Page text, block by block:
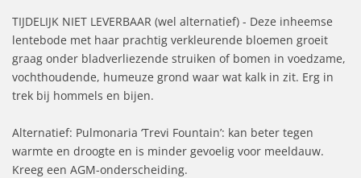
TIJDELIJK NIET LEVERBAAR (wel alternatief) - Deze inheemse
lentebode met haar prachtig verkleurende bloemen groeit
graag onder bladverliezende struiken of bomen in voedzame,
vochthoudende, humeuze grond waar wat kalk in zit. Erg in
trek bij hommels en bijen.
Alternatief: Pulmonaria ‘Trevi Fountain’: kan beter tegen
warmte en droogte en is minder gevoelig voor meeldauw.
Kreeg een AGM-onderscheiding.